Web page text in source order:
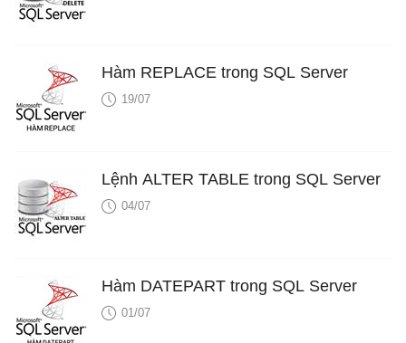
Hàm REPLACE trong SQL Server
19/07
Lệnh ALTER TABLE trong SQL Server
04/07
Hàm DATEPART trong SQL Server
01/07